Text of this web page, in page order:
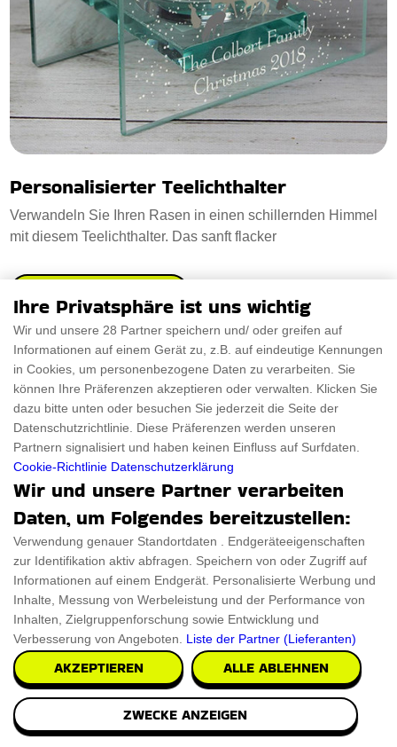
Personalisierter Teelichthalter
Verwandeln Sie Ihren Rasen in einen schillernden Himmel
mit diesem Teelichthalter. Das sanft flacker
Ihre Privatsphäre ist uns wichtig
Wir und unsere 28 Partner speichern und/ oder greifen auf
Informationen auf einem Gerät zu, z.B. auf eindeutige Kennungen
in Cookies, um personenbezogene Daten zu verarbeiten. Sie
können Ihre Präferenzen akzeptieren oder verwalten. Klicken Sie
dazu bitte unten oder besuchen Sie jederzeit die Seite der
Datenschutzrichtlinie. Diese Präferenzen werden unseren
Partnern signalisiert und haben keinen Einfluss auf Surfdaten.
Cookie-Richtlinie Datenschutzerklärung
Wir und unsere Partner verarbeiten
Daten, um Folgendes bereitzustellen:
Verwendung genauer Standortdaten . Endgeräteeigenschaften
zur Identifikation aktiv abfragen. Speichern von oder Zugriff auf
Informationen auf einem Endgerät. Personalisierte Werbung und
Inhalte, Messung von Werbeleistung und der Performance von
Inhalten, Zielgruppenforschung sowie Entwicklung und
Verbesserung von Angeboten. Liste der Partner (Lieferanten)
AKZEPTIEREN ALLE ABLEHNEN
ZWECKE ANZEIGEN